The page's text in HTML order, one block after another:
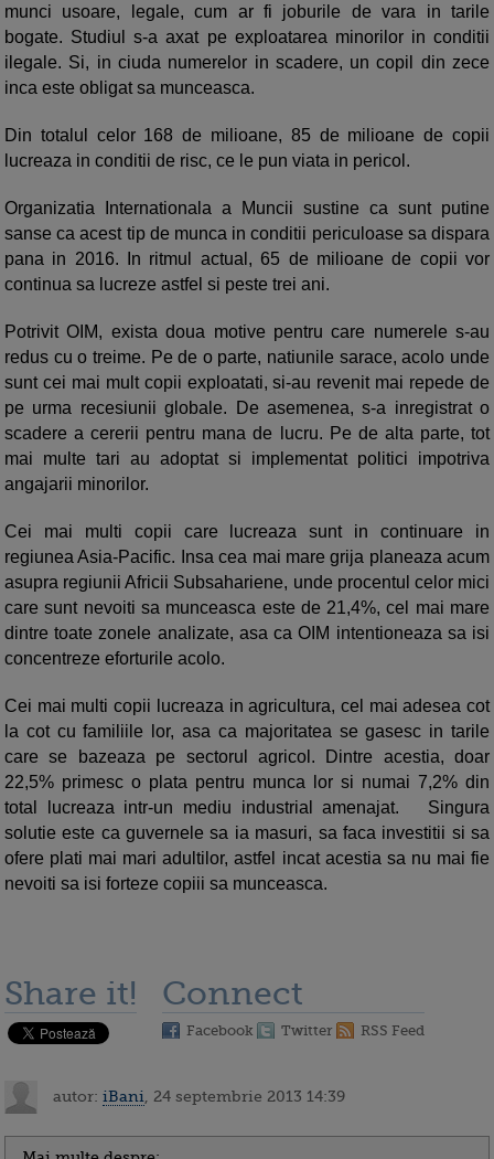
munci usoare, legale, cum ar fi joburile de vara in tarile
bogate. Studiul s-a axat pe exploatarea minorilor in conditii
ilegale. Si, in ciuda numerelor in scadere, un copil din zece
inca este obligat sa munceasca.
Din totalul celor 168 de milioane, 85 de milioane de copii
lucreaza in conditii de risc, ce le pun viata in pericol.
Organizatia Internationala a Muncii sustine ca sunt putine
sanse ca acest tip de munca in conditii periculoase sa dispara
pana in 2016. In ritmul actual, 65 de milioane de copii vor
continua sa lucreze astfel si peste trei ani.
Potrivit OIM, exista doua motive pentru care numerele s-au
redus cu o treime. Pe de o parte, natiunile sarace, acolo unde
sunt cei mai mult copii exploatati, si-au revenit mai repede de
pe urma recesiunii globale. De asemenea, s-a inregistrat o
scadere a cererii pentru mana de lucru. Pe de alta parte, tot
mai multe tari au adoptat si implementat politici impotriva
angajarii minorilor.
Cei mai multi copii care lucreaza sunt in continuare in
regiunea Asia-Pacific. Insa cea mai mare grija planeaza acum
asupra regiunii Africii Subsahariene, unde procentul celor mici
care sunt nevoiti sa munceasca este de 21,4%, cel mai mare
dintre toate zonele analizate, asa ca OIM intentioneaza sa isi
concentreze eforturile acolo.
Cei mai multi copii lucreaza in agricultura, cel mai adesea cot
la cot cu familiile lor, asa ca majoritatea se gasesc in tarile
care se bazeaza pe sectorul agricol. Dintre acestia, doar
22,5% primesc o plata pentru munca lor si numai 7,2% din
total lucreaza intr-un mediu industrial amenajat. Singura
solutie este ca guvernele sa ia masuri, sa faca investitii si sa
ofere plati mai mari adultilor, astfel incat acestia sa nu mai fie
nevoiti sa isi forteze copiii sa munceasca.
Share it! Connect
Facebook Twitter RSS Feed
autor: iBani , 24 septembrie 2013 14:39